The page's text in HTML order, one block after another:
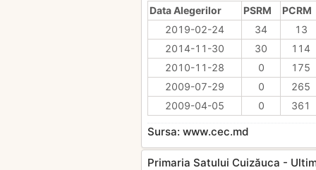
Data Alegerilor PSRM
PCRM
2019-02-24
34
13
2014-11-30
30
114
2010-11-28
0
175
2009-07-29
0
265
2009-04-05
0 361
Sursa: www.cec.md
Primaria Satului Cuizăuca -